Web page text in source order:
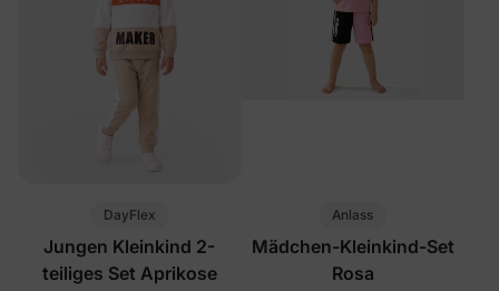
DayFlex
Jungen Kleinkind 2-
teiliges Set Aprikose
Anlass
Mädchen-Kleinkind-Set
Rosa